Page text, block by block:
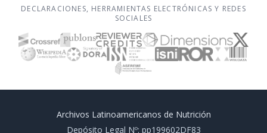
DECLARACIONES, HERRAMIENTAS ELECTRÓNICAS Y REDES
SOCIALES
Archivos Latinoamericanos de Nutrición
Depósito Legal Nº: pp199602DF83